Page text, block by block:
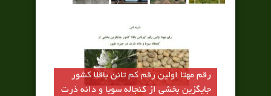
رقم مهتا اولين رقم كم تانن باقلا كشور
جايگزين بخشي از كنجاله سويا و دانه ذرت